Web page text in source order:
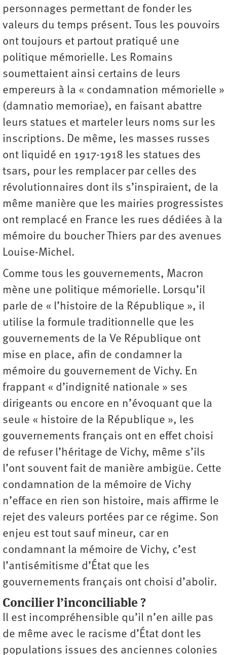
personnages permettant de fonder les
valeurs du temps présent. Tous les pouvoirs
ont toujours et partout pratiqué une
politique mémorielle. Les Romains
soumettaient ainsi certains de leurs
empereurs à la « condamnation mémorielle »
(damnatio memoriae), en faisant abattre
leurs statues et marteler leurs noms sur les
inscriptions. De même, les masses russes
ont liquidé en 1917-1918 les statues des
tsars, pour les remplacer par celles des
révolutionnaires dont ils s’inspiraient, de la
même manière que les mairies progressistes
ont remplacé en France les rues dédiées à la
mémoire du boucher Thiers par des avenues
Louise-Michel.
Comme tous les gouvernements, Macron
mène une politique mémorielle. Lorsqu’il
parle de « l’histoire de la République », il
utilise la formule traditionnelle que les
gouvernements de la Ve République ont
mise en place, afin de condamner la
mémoire du gouvernement de Vichy. En
frappant « d’indignité nationale » ses
dirigeants ou encore en n’évoquant que la
seule « histoire de la République », les
gouvernements français ont en effet choisi
de refuser l’héritage de Vichy, même s’ils
l’ont souvent fait de manière ambigüe. Cette
condamnation de la mémoire de Vichy
n’efface en rien son histoire, mais affirme le
rejet des valeurs portées par ce régime. Son
enjeu est tout sauf mineur, car en
condamnant la mémoire de Vichy, c’est
l’antisémitisme d’État que les
gouvernements français ont choisi d’abolir.
Concilier l’inconciliable ?
Il est incompréhensible qu’il n’en aille pas
de même avec le racisme d’État dont les
populations issues des anciennes colonies